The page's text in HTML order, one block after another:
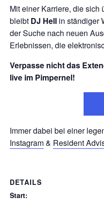
Mit einer Karriere, die sich
bleibt DJ Hell in ständiger
der Suche nach neuen
Erlebnissen, die
Verpasse nicht das
live im Pimpernel!
Immer dabei bei einer
Instagram& Resident Advi
DETAILS
Start: